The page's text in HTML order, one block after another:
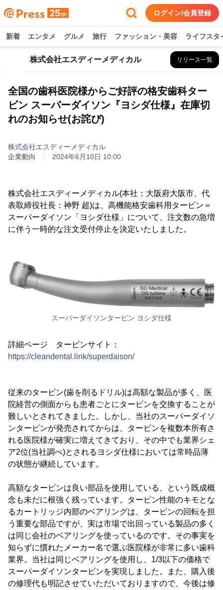
ログイン/会員登録
新着 エンタメ グルメ 旅行 ファッション・美容 ライフスタ
株式会社エスディーメディカル リリース一覧
全国の歯科医院様からご好評の格安歯科ター
ビン スーパーダイソン『ヨシダ仕様』在庫切
れのお知らせ(お詫び)
株式会社エスディーメディカル
企業動向
2024年6月10日 10:00
株式会社エスディーメディカル(本社：大阪府大阪市、代
表取締役社長：神野 超)は、高機能格安歯科用タービン＝
スーパーダイソン「ヨシダ仕様」について、注文数の急増
に伴う一時的な注文受付停止を決定いたしました。
スーパーダイソンタービン ヨシダ仕様
詳細ページ タービンサイト：
https://cleandental.link/superdaison/
従来のタービン(歯を削るドリル)は高額な製品が多く、医
院経営の側面からも患者ごとにタービンを交換することが
難しいとされてきました。しかし、当社のスーパーダイソ
ンタービンが発売されてからは、タービンを複数本所有さ
れる医院様が確実に増えてきており、その中でも業界シェ
ア2位(当社調べ)とされるヨシダ仕様においては常時品薄
の状態が継続しています。
高額なタービンは良い部品を使用している、という既成概
念も未だに根強く残っています。タービン性能のキモとな
るカートリッジ内部のベアリングは、タービンの回転を担
う重要な部品ですが、実は市場で出回っている製品の多く
は同じ会社のベアリングを使っているのです。その事実を
知らずに慣れたメーカー名で選ぶ医院様が非常に多い歯科
業界。当社は同じベアリングを使用し、1/3以下の価格で
スーパーダイソンタービンを実現しました。また、購入後
の修理代も明記させていただいておりますので、今後は修